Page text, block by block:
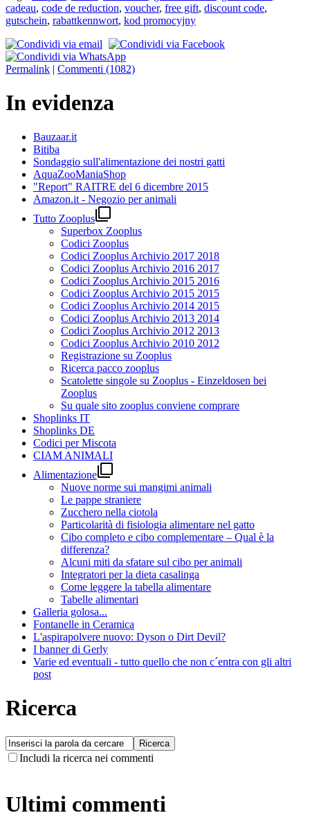
cadeau, code de reduction, voucher, free gift, discount code,
gutschein, rabattkennwort, kod promocyjny
Permalink | Commenti (1082)
In evidenza
Bauzaar.it
Bitiba
Sondaggio sull'alimentazione dei nostri gatti
AquaZooManiaShop
"Report" RAITRE del 6 dicembre 2015
Amazon.it - Negozio per animali
Tutto Zooplus
Superbox Zooplus
Codici Zooplus
Codici Zooplus Archivio 2017 2018
Codici Zooplus Archivio 2016 2017
Codici Zooplus Archivio 2015 2016
Codici Zooplus Archivio 2015 2015
Codici Zooplus Archivio 2014 2015
Codici Zooplus Archivio 2013 2014
Codici Zooplus Archivio 2012 2013
Codici Zooplus Archivio 2010 2012
Registrazione su Zooplus
Ricerca pacco zooplus
Scatolette singole su Zooplus - Einzeldosen bei
Zooplus
Su quale sito zooplus conviene comprare
Shoplinks IT
Shoplinks DE
Codici per Miscota
CIAM ANIMALI
Alimentazione
Nuove norme sui mangimi animali
Le pappe straniere
Zucchero nella ciotola
Particolarità di fisiologia alimentare nel gatto
Cibo completo e cibo complementare – Qual è la
differenza?
Alcuni miti da sfatare sul cibo per animali
Integratori per la dieta casalinga
Come leggere la tabella alimentare
Tabelle alimentari
Galleria golosa...
Fontanelle in Ceramica
L'aspirapolvere nuovo: Dyson o Dirt Devil?
I banner di Gerly
Varie ed eventuali - tutto quello che non c´entra con gli altri
post
Ricerca
Includi la ricerca nei commenti
Ultimi commenti